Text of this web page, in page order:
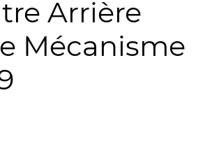
Arrière
Mécanisme